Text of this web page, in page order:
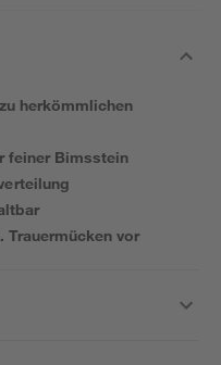
herkömmlichen
feiner Bimsstein
vor